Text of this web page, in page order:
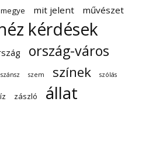
megye mit jelent művészet
kérdések
ország-város
szem színek szólás
zászló állat